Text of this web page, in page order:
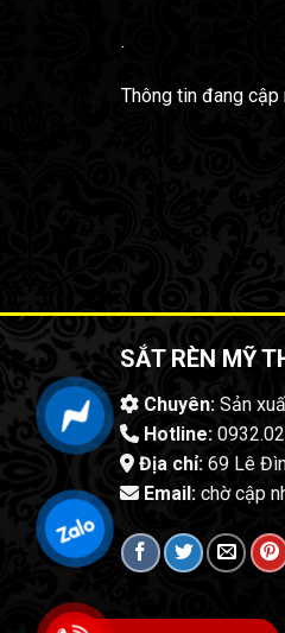
.
Thông tin đang cập
SẮT RÈN MỸ
Chuyên:Sản
Hotline:
Địa chỉ:69 Lê
Email:chờ cập